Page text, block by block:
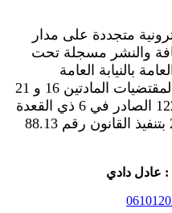
متجددة على مدار
والنشر مسجلة تحت
بالنيابة العامة
طبقا لمقتضيات المادتين 16 و 21
من الظهير الشريف رقم 122.16.1 الصادر في 6 ذي القعدة
1437 الموافق ل 10 غشت 2016 بتنفيذ القانون رقم 88.13
: عادل دادي